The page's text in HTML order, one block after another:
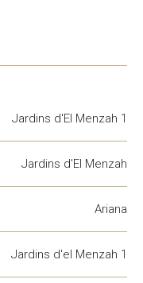
Jardins d'El Menzah 1
Jardins d'El Menzah
Ariana
Jardins d'el Menzah 1